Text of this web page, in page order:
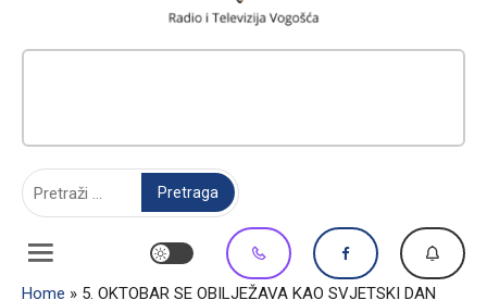
Home » 5. OKTOBAR SE OBILJEŽAVA KAO SVJETSKI DAN